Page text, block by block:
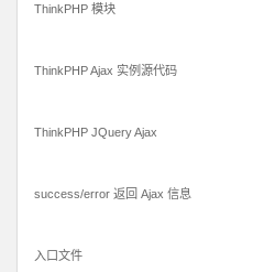
ThinkPHP 模块
ThinkPHP Ajax 实例源代码
ThinkPHP JQuery Ajax
success/error 返回 Ajax 信息
入口文件